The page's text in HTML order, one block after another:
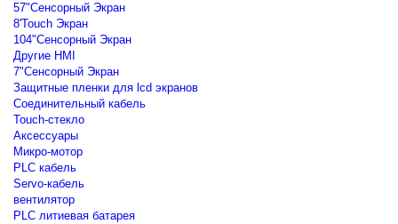
57"Сенсорный Экран
8'Touch Экран
104"Сенсорный Экран
Другие HMI
7"Сенсорный Экран
Защитные пленки для lcd экранов
Соединительный кабель
Touch-стекло
Аксессуары
Микро-мотор
PLC кабель
Servo-кабель
вентилятор
PLC литиевая батарея